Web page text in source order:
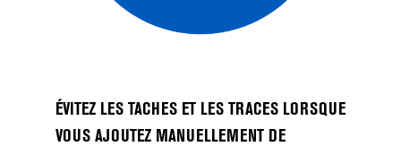
ÉVITEZ LES TACHES ET LES TRACES LORSQUE
VOUS AJOUTEZ MANUELLEMENT DE